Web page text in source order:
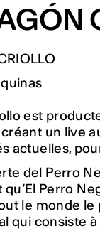
est
un live
actuelles,
del Perro
qu’El Perro
le monde le
qui consiste